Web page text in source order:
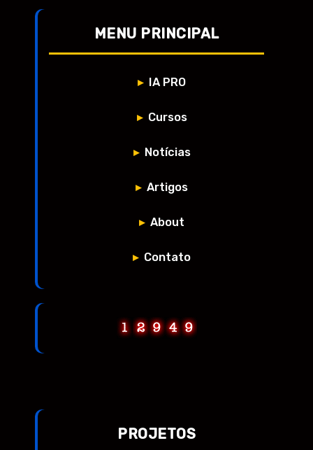
MENU PRINCIPAL
IA PRO
Cursos
Notícias
Artigos
About
Contato
PROJETOS